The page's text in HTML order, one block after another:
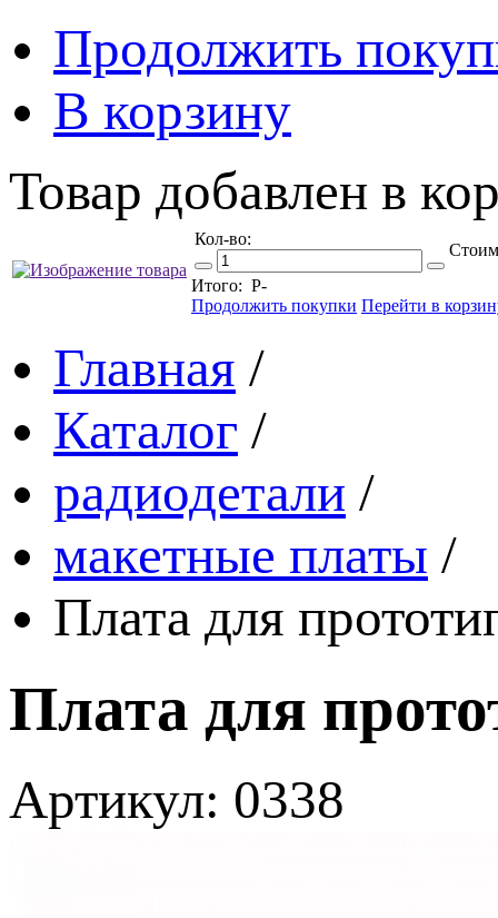
Продолжить
В корзину
Товар добавлен в
Кол-во:
Итого: Р-
Продолжить покупки Перейти в
Главная /
Каталог /
радиодетали /
макетные платы /
Плата для
Плата для
Артикул: 0338